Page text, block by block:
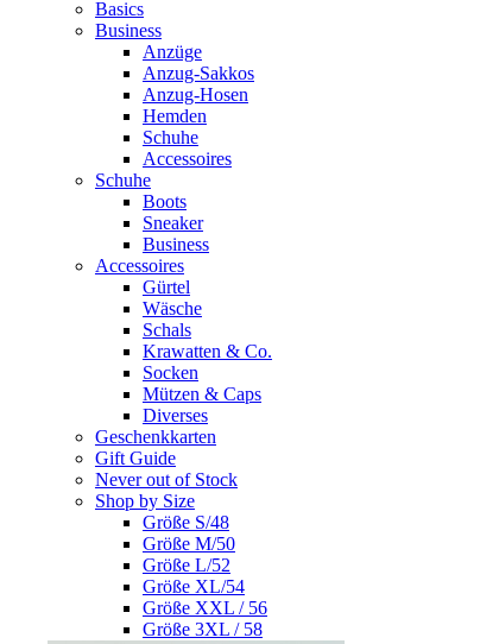
Basics
Business
Anzüge
Anzug-Sakkos
Anzug-Hosen
Hemden
Schuhe
Accessoires
Schuhe
Boots
Sneaker
Business
Accessoires
Gürtel
Wäsche
Schals
Krawatten & Co.
Socken
Mützen & Caps
Diverses
Geschenkkarten
Gift Guide
Never out of Stock
Shop by Size
Größe S/48
Größe M/50
Größe L/52
Größe XL/54
Größe XXL / 56
Größe 3XL / 58